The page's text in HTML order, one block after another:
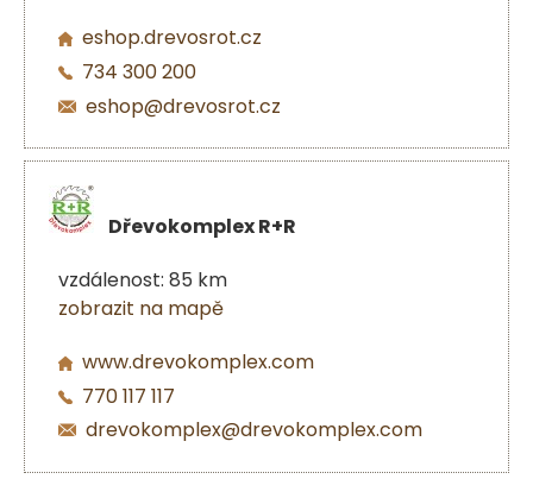
eshop.drevosrot.cz
734 300 200
eshop@drevosrot.cz
Dřevokomplex R+R
vzdálenost: 85 km
zobrazit na mapě
www.drevokomplex.com
770 117 117
drevokomplex@drevokomplex.com